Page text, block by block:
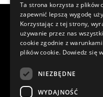
Ta strona korzysta z plików
zapewnić lepszą wygodę
Korzystając z tej strony,
używanie przez nas
cookie zgodnie z
plików cookie. Dowiedz się
NIEZBĘDNE
WYDAJNOŚĆ